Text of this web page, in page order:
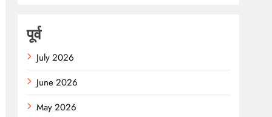
पूर्व
July 2026
June 2026
May 2026